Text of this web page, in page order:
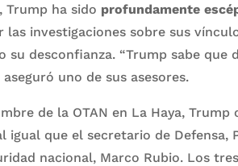
Trump ha sido profundamente
las investigaciones sobre sus
desconfianza. “Trump sabe que
uno de sus asesores.
de la OTAN en La Haya, Trump
que el secretario de Defensa,
nacional, Marco Rubio. Los